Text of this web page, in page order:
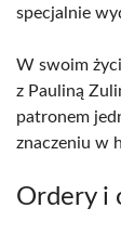
specjalnie
W swoim
z Pauliną
patronem
znaczeniu w
Ordery i